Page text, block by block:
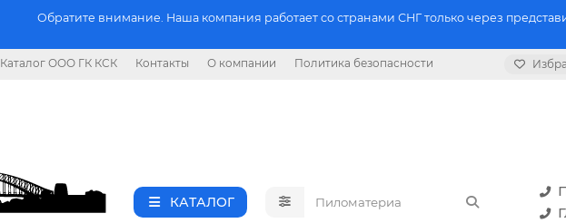
Обратите внимание. Наша компания работает со странами СНГ только через
Каталог ООО ГК КСК Контакты О компании Политика безопасности
КАТАЛОГ